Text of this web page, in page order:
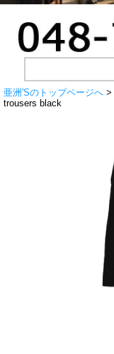
亜洲'Sのトップページへ >
trousers black